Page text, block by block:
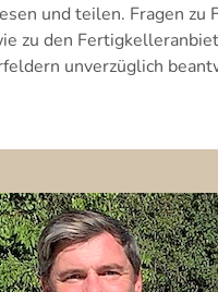
und teilen. Fragen zu
zu den
unverzüglich